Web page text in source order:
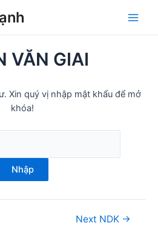
Main
VĂN GIAI
Xin quý vị nhập mật khẩu để mở
khóa!
Nhập
Next NDK →